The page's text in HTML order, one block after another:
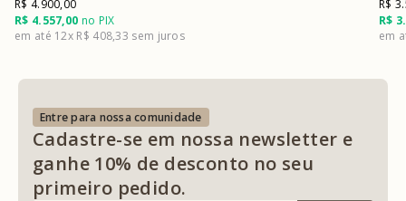
R$ 4.557,00 no PIX
R$ 4.900,00
12x R$ 408,33
R$
R$
Entre para nossa comunidade
Cadastre-se em nossa newsletter e
ganhe 10% de desconto no seu
primeiro pedido.